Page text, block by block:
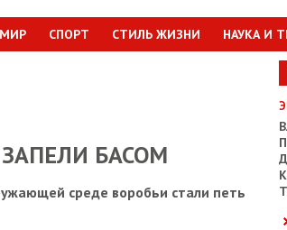
МИР СПОРТ СТИЛЬ ЖИЗНИ НАУКА И
БАСОМ
среде воробьи стали петь